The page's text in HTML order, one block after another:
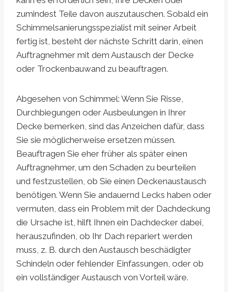
zumindest Teile davon auszutauschen. Sobald ein
Schimmelsanierungsspezialist mit seiner Arbeit
fertig ist, besteht der nächste Schritt darin, einen
Auftragnehmer mit dem Austausch der Decke
oder Trockenbauwand zu beauftragen.
Abgesehen von Schimmel: Wenn Sie Risse,
Durchbiegungen oder Ausbeulungen in Ihrer
Decke bemerken, sind das Anzeichen dafür, dass
Sie sie möglicherweise ersetzen müssen.
Beauftragen Sie eher früher als später einen
Auftragnehmer, um den Schaden zu beurteilen
und festzustellen, ob Sie einen Deckenaustausch
benötigen. Wenn Sie andauernd Lecks haben oder
vermuten, dass ein Problem mit der Dachdeckung
die Ursache ist, hilft Ihnen ein Dachdecker dabei,
herauszufinden, ob Ihr Dach repariert werden
muss, z. B. durch den Austausch beschädigter
Schindeln oder fehlender Einfassungen, oder ob
ein vollständiger Austausch von Vorteil wäre.